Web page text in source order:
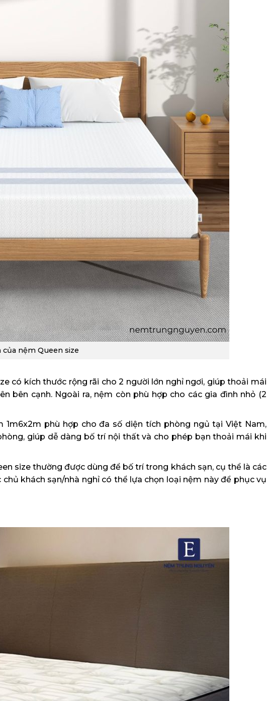
của nệm Queen size
có kích thước rộng rãi cho 2 người lớn nghỉ ngơi, giúp thoải mái
bên cạnh. Ngoài ra, nệm còn phù hợp cho các gia đình nhỏ (2
1m6x2m phù hợp cho đa số diện tích phòng ngủ tại Việt Nam,
giúp dễ dàng bố trí nội thất và cho phép bạn thoải mái khi
size thường được dùng để bố trí trong khách sạn, cụ thể là các
khách sạn/nhà nghỉ có thể lựa chọn loại nệm này để phục vụ